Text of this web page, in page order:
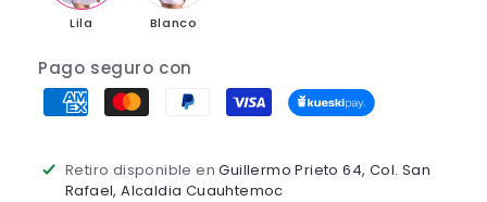
Lila Blanco
Pago seguro con
Retiro disponible enGuillermo Prieto 64, Col. San
Rafael, Alcaldia Cuauhtemoc